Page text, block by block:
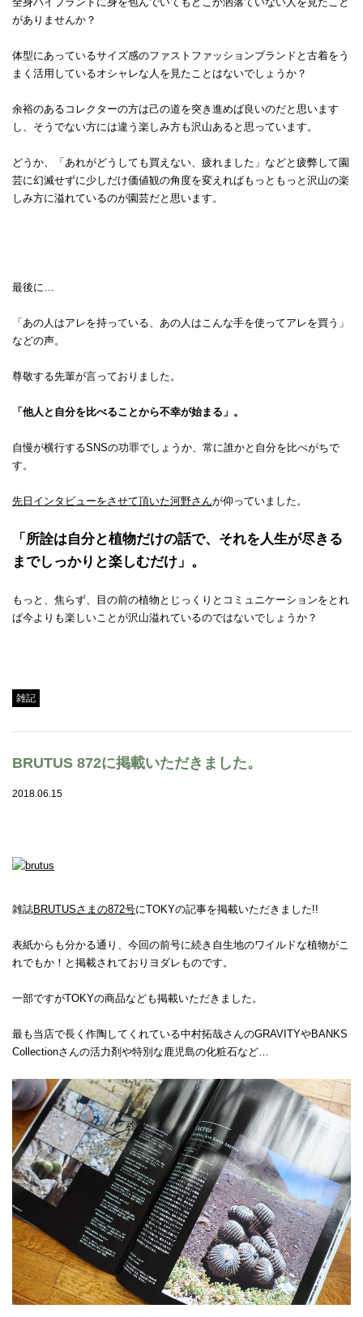
がありませんか？
体型にあっているサイズ感のファストファッションブランドと古着をう
まく活用しているオシャレな人を見たことはないでしょうか？
余裕のあるコレクターの方は己の道を突き進めば良いのだと思います
し、そうでない方には違う楽しみ方も沢山あると思っています。
どうか、「あれがどうしても買えない、疲れました」などと疲弊して園
芸に幻滅せずに少しだけ価値観の角度を変えればもっともっと沢山の楽
しみ方に溢れているのが園芸だと思います。
最後に…
「あの人はアレを持っている、あの人はこんな手を使ってアレを買う」
などの声。
尊敬する先輩が言っておりました。
「他人と自分を比べることから不幸が始まる」。
自慢が横行するSNSの功罪でしょうか、常に誰かと自分を比べがちで
す。
先日インタビューをさせて頂いた河野さんが仰っていました。
「所詮は自分と植物だけの話で、それを人生が尽きる
までしっかりと楽しむだけ」。
もっと、焦らず、目の前の植物とじっくりとコミュニケーションをとれ
ば今よりも楽しいことが沢山溢れているのではないでしょうか？
雑記
BRUTUS 872に掲載いただきました。
2018.06.15
雑誌BRUTUSさまの872号にTOKYの記事を掲載いただきました!!
表紙からも分かる通り、今回の前号に続き自生地のワイルドな植物がこ
れでもか！と掲載されておりヨダレものです。
一部ですがTOKYの商品なども掲載いただきました。
最も当店で長く作陶してくれている中村拓哉さんのGRAVITYやBANKS
Collectionさんの活力剤や特別な鹿児島の化粧石など…